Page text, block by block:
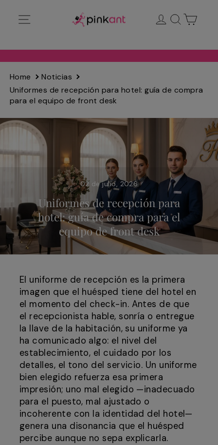
directamente
Ingresar
Buscar
Home
Noticias
Uniformes de recepción para hotel: guía de compra
para el equipo de front desk
02 de julio, 2026
Uniformes de recepción para
hotel: guía de compra para el
equipo de front desk
El uniforme de recepción es la primera
imagen que el huésped tiene del hotel en
el momento del check-in. Antes de que
el recepcionista hable, sonría o entregue
la llave de la habitación, su uniforme ya
ha comunicado algo: el nivel del
establecimiento, el cuidado por los
detalles, el tono del servicio. Un uniforme
bien elegido refuerza esa primera
impresión; uno mal elegido —inadecuado
para el puesto, mal ajustado o
incoherente con la identidad del hotel—
genera una disonancia que el huésped
percibe aunque no sepa explicarla.